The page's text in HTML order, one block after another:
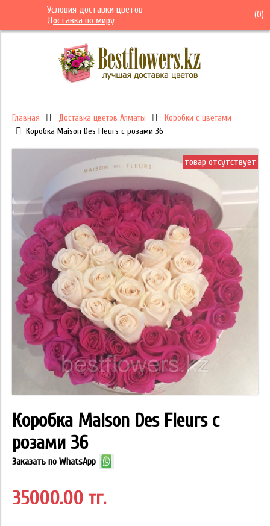
Условия доставки цветов
Доставка по миру
(0)
Главная Доставка цветов Алматы
Коробки с цветами
Коробка Maison Des Fleurs с розами 36
товар отсутствует
Коробка Maison Des Fleurs с
розами 36
Заказать по WhatsApp
35000.00 тг.